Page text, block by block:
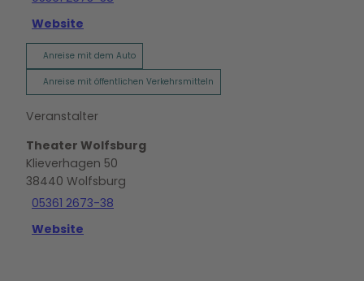
Website
Anreise mit dem Auto
Anreise mit öffentlichen Verkehrsmitteln
Veranstalter
Theater Wolfsburg
Klieverhagen 50
38440 Wolfsburg
05361 2673-38
Website